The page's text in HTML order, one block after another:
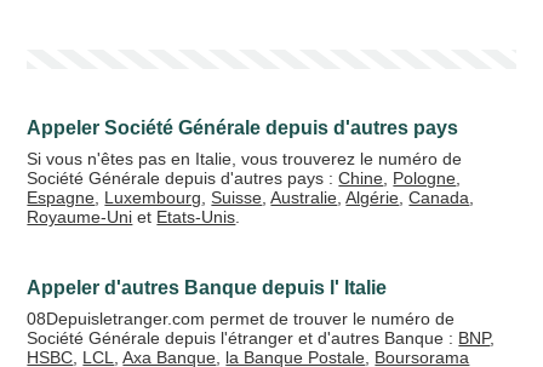
Appeler Société Générale depuis d'autres pays
Si vous n'êtes pas en Italie, vous trouverez le numéro de
Société Générale depuis d'autres pays :Chine Pologne
Espagne Luxembourg ,Suisse ,Australie ,Algérie ,Canada
Royaume-Uni et Etats-Unis
Appeler d'autres Banque depuis l' Italie
08Depuisletranger.com permet de trouver le numéro de
Société Générale depuis l'étranger et d'autres Banque : BNP,
HSBC LCL ,Axa Banque la Banque Postale Boursorama